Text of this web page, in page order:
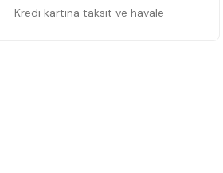
Kredi kartına taksit ve havale